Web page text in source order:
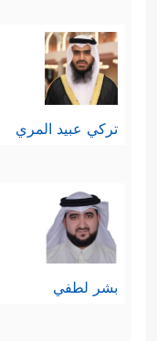
تركي عبيد المري
بشر لطفي